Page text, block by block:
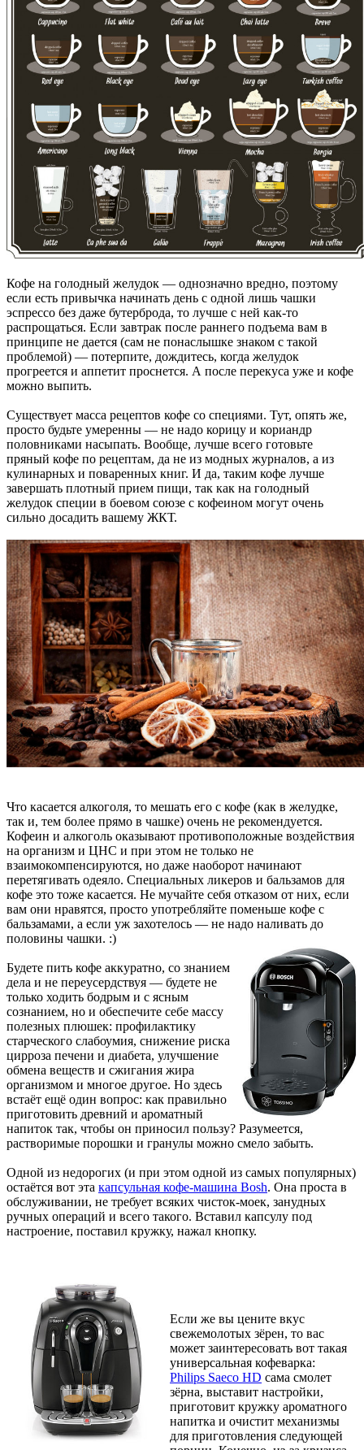
Кофе на голодный желудок — однозначно вредно, поэтому
если есть привычка начинать день с одной лишь чашки
эспрессо без даже бутерброда, то лучше с ней как-то
распрощаться. Если завтрак после раннего подъема вам в
принципе не дается (сам не понаслышке знаком с такой
проблемой) — потерпите, дождитесь, когда желудок
прогреется и аппетит проснется. А после перекуса уже и кофе
можно выпить.
Существует масса рецептов кофе со специями. Тут, опять же,
просто будьте умеренны — не надо корицу и кориандр
половниками насыпать. Вообще, лучше всего готовьте
пряный кофе по рецептам, да не из модных журналов, а из
кулинарных и поваренных книг. И да, таким кофе лучше
завершать плотный прием пищи, так как на голодный
желудок специи в боевом союзе с кофеином могут очень
сильно досадить вашему ЖКТ.
Что касается алкоголя, то мешать его с кофе (как в желудке,
так и, тем более прямо в чашке) очень не рекомендуется.
Кофеин и алкоголь оказывают противоположные воздействия
на организм и ЦНС и при этом не только не
взаимокомпенсируются, но даже наоборот начинают
перетягивать одеяло. Специальных ликеров и бальзамов для
кофе это тоже касается. Не мучайте себя отказом от них, если
вам они нравятся, просто употребляйте поменьше кофе с
бальзамами, а если уж захотелось — не надо наливать до
половины чашки. :)
Будете пить кофе аккуратно, со знанием
дела и не переусердствуя — будете не
только ходить бодрым и с ясным
сознанием, но и обеспечите себе массу
полезных плюшек: профилактику
старческого слабоумия, снижение риска
цирроза печени и диабета, улучшение
обмена веществ и сжигания жира
организмом и многое другое. Но здесь
встаёт ещё один вопрос: как правильно
приготовить древний и ароматный
напиток так, чтобы он приносил пользу? Разумеется,
растворимые порошки и гранулы можно смело забыть.
Одной из недорогих (и при этом одной из самых популярных)
остаётся вот эта капсульная кофе-машина Bosh. Она проста в
обслуживании, не требует всяких чисток-моек, занудных
ручных операций и всего такого. Вставил капсулу под
настроение, поставил кружку, нажал кнопку.
Если же вы цените вкус
свежемолотых зёрен, то вас
может заинтересовать вот такая
универсальная кофеварка:
Philips Saeco HD сама смолет
зёрна, выставит настройки,
приготовит кружку ароматного
напитка и очистит механизмы
для приготовления следующей